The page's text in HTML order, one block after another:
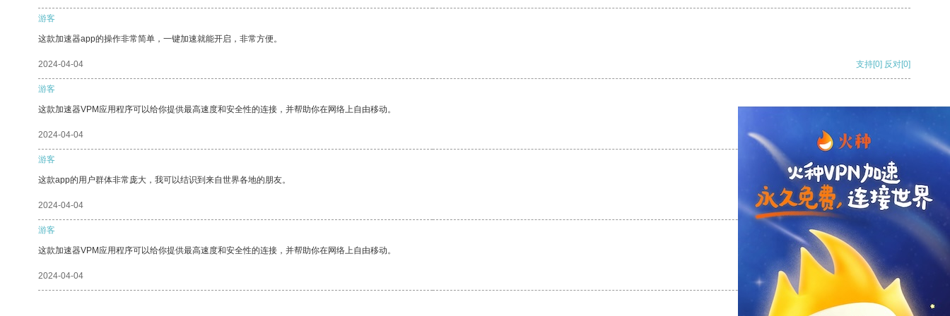
游客
这款加速器app的操作非常简单，一键加速就能开启，非常方便。
2024-04-04 支持[0] 反对[0]
游客
这款加速器VPM应用程序可以给你提供最高速度和安全性的连接，并帮助你在网络上自由移动。
2024-04-04 支持
游客
这款app的用户群体非常庞大，我可以结识到来自世界各地的朋友。
2024-04-04 支持[0] 反对[0]
游客
这款加速器VPM应用程序可以给你提供最高速度和安全性的连接，并帮助你在网络上自由移动。
2024-04-04 支持[0] 反对[0]